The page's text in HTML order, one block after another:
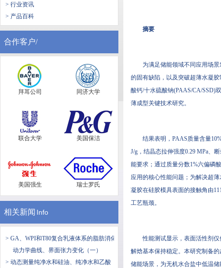
> 行业资讯
> 产品百科
合作客户/
拜耳公司 同济大学
联合大学 美国保洁
美国强生 瑞士罗氏
相关新闻 Info
> GA、WPI和T80复合乳液体系的脂肪消化
动力学曲线、界面张力变化（一）
> 动态测量纯净水和硅油、纯净水和乙酸
摘要
为满足储能领域不同应用场
的固有缺陷，以及突破超薄水凝
酸钙/十水硫酸钠(PAAS/CA/SSD)
薄成型关键技术研究。
结果表明，PAAS质量含量
J/g，结晶态拉伸强度0.29 MPa、
能要求；通过质量分数1%六偏磷
应用的核心性能问题；为解决超
凝胶在硅胶模具表面的接触角由
工艺瓶颈。
性能测试显示，表面活性剂
解焓基本保持稳定。本研究制备
储能场景，为无机水合盐中低温